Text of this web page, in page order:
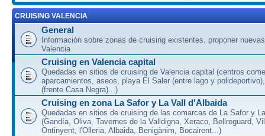
CRUISING VALENCIA
General
Información sobre zonas de cruising existentes, proponer
Valencia
Cruising en Valencia capital
Quedadas en sitios de cruising de Valencia capital (centros
aparcamientos, aseos, playa El Saler (entre lago y
(frente Casa Negra)...)
Cruising en zona La Safor y La Vall d'Albaida
Quedadas en sitios de cruising de las comarcas de La Safor y
(Gandía, Oliva, Tavernes de la Valldigna, Xeraco, Bellreguard,
Ontinyent, l'Olleria, Albaida, Benigànim, Bocairent...)